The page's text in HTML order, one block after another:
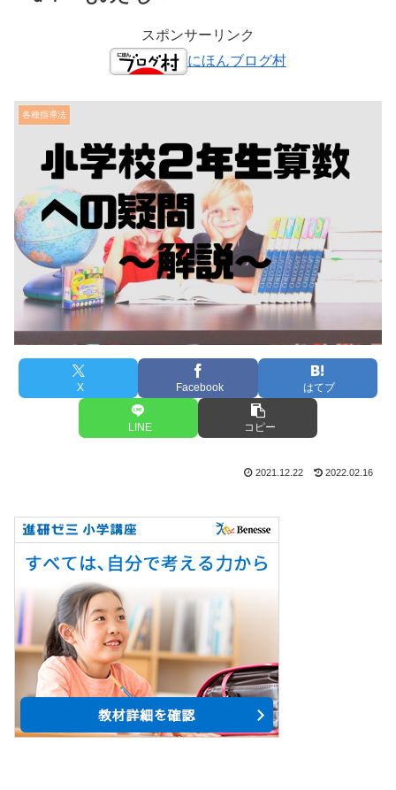
スポンサーリンク
にほんブログ村
各種指導法
X Facebook はてブ
LINE コピー
2021.12.22 2022.02.16